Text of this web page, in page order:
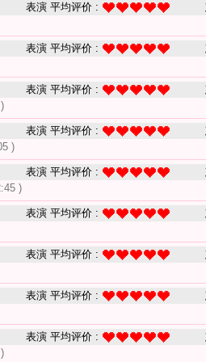
表演 平均评价 :
表演 平均评价 :
表演 平均评价 :
表演 平均评价 :
)
表演 平均评价 :
)
表演 平均评价 :
表演 平均评价 :
表演 平均评价 :
表演 平均评价 :